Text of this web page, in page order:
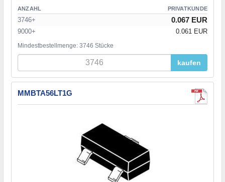
ANZAHL PRIVATKUNDE
3746+ 0.067 EUR
9000+ 0.061 EUR
Mindestbestellmenge: 3746 Stücke
kaufen
MMBTA56LT1G